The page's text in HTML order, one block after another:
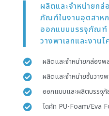
ผลิตและจำหน่ายก
ภัณฑ์ในงานอุตสาห
ออกแบบบรรจุภัณฑ์
วางพาเลทและงาน
ผลิตและจำหน่ายกล่อง
ผลิตและจำหน่ายชั้นวางพ
ออกแบบและผลิตบรรจุ
ไดคัท PU-Foam/Eva